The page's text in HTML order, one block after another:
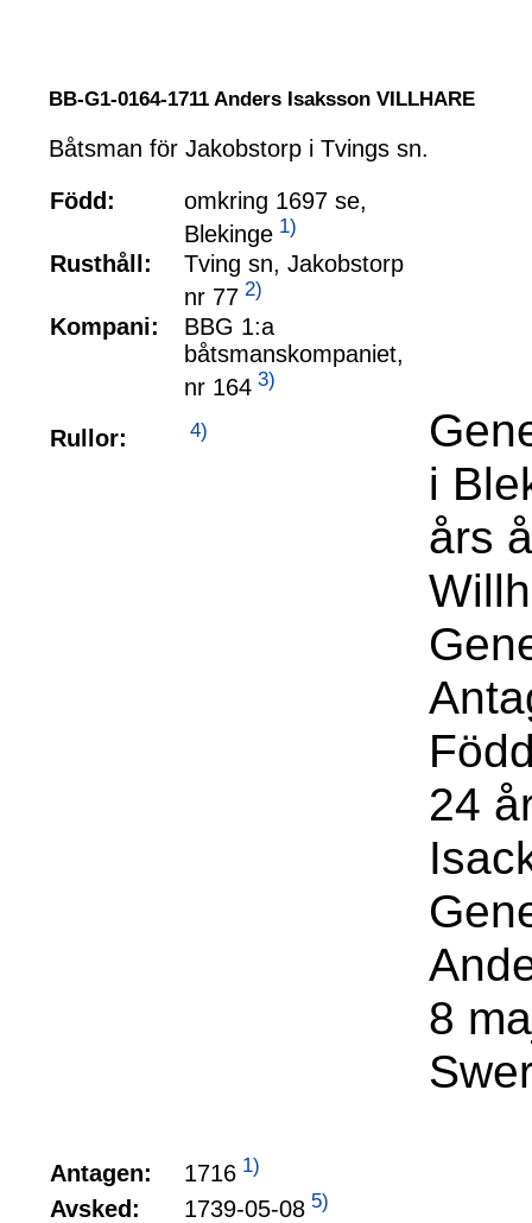
BB-G1-0164-1711 Anders Isaksson VILLHARE
Båtsman för Jakobstorp i Tvings sn.
Född:
omkring 1697 se,
Blekinge 1)
Rusthåll:
Tving sn, Jakobstorp
nr 77 2)
Kompani:
BBG 1:a
båtsmanskompaniet,
nr 164 3)
Rullor: 4)
i
års
24
8
Antagen: 1716 1)
Avsked: 1739-05-08 5)